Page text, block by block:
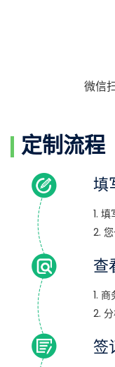
微信
定制流程
填
1.
2.
查
1.
2.
签